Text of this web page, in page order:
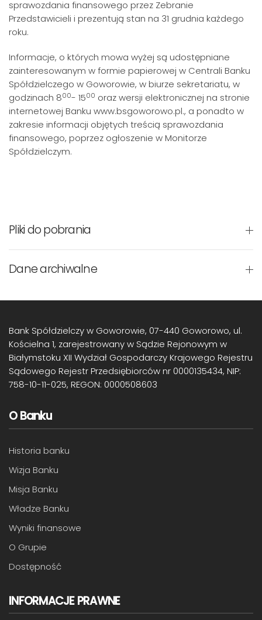
sprawozdania finansowego przez Zebranie
Przedstawicieli i prezentują stan na 31 grudnia każdego
roku.
Informacje, o których mowa wyżej są udostępniane
zainteresowanym w formie papierowej w Centrali Banku
Spółdzielczego w Goworowie, w biurze sekretariatu, w
godzinach 800- 1500 oraz wersji elektronicznej na stronie
internetowej Banku www.bsgoworowo.pl., a ponadto w
zakresie informacji objętych treścią sprawozdania
finansowego, poprzez ogłoszenie w Monitorze
Spółdzielczym.
Pliki do pobrania
Dane archiwalne
Bank Spółdzielczy w Goworowie, 07-440 Goworowo, ul.
Kościelna 1, zarejestrowany w Sądzie Rejonowym w
Białymstoku XII Wydział Gospodarczy Krajowego Rejestru
Sądowego Rejestr Przedsiębiorców nr 0000135434, NIP:
758-10-11-025, REGON: 0000508603
O Banku
Historia banku
Wizja Banku
Misja Banku
Władze Banku
Wyniki finansowe
O Grupie
Dostępność
INFORMACJE PRAWNE